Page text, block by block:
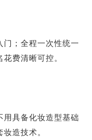
；全程一次性统一
费清晰可控。
具备化妆造型基础
造技术。